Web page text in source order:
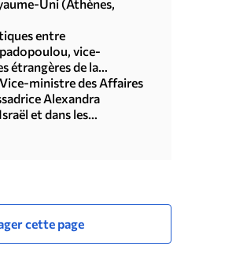
Uni (Athènes,
entre
vice-
étrangères de la
et M. Benjamin
chargé de l’Europe
(Delphes, 11 avril
ministre des Affaires
Alexandra
et dans les
cette page